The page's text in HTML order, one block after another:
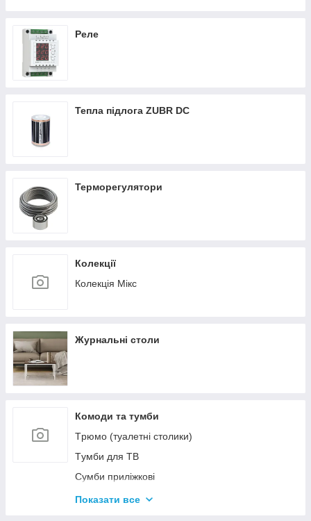
Реле
Тепла підлога ZUBR DC
Терморегулятори
Колекції
Колекція Мікс
Журнальні столи
Комоди та тумби
Tрюмо (туалетні столики)
Tумби для ТВ
Сумби приліжкові
Комоди
Показати все